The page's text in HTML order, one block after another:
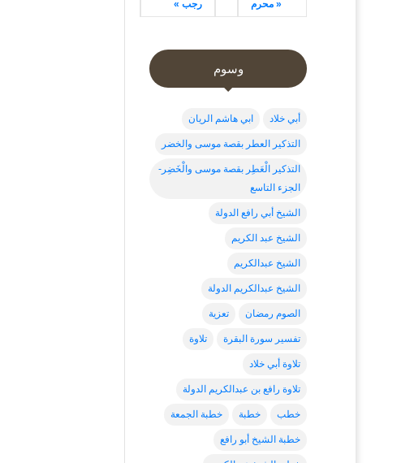
« محرم رجب »
وسوم
أبي خلاد ابي هاشم الريان
التذكير العطر بقصة موسى والخضر
التذكير الْعَطِر بقصة موسى والْخَضِر-
الجزء التاسع
الشيخ أبي رافع الدولة
الشيخ عبد الكريم
الشيخ عبدالكريم
الشيخ عبدالكريم الدولة
الصوم رمضان تعزية
تفسير سورة البقرة تلاوة
تلاوة أبي خلاد
تلاوة رافع بن عبدالكريم الدولة
خطب خطبة خطبة الجمعة
خطبة الشيخ أبو رافع